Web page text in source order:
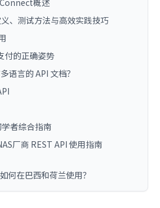
、测试方法与高效实践技巧
付的正确姿势
语言的 API 文档？
者综合指南
厂商 REST API 使用指南
何在巴西和荷兰使用？